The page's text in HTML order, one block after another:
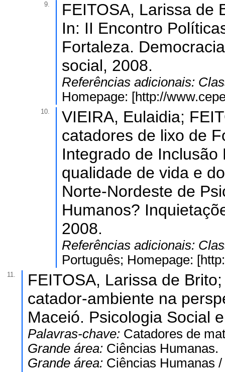
9.
FEITOSA, Larissa de
In: II Encontro
Fortaleza.
social, 2008.
Referências adicionais:
Homepage: [http://
10.
VIEIRA, Eulaidia;
catadores de lixo de
Integrado de
qualidade de vida e
Norte-Nordeste de
Humanos?
2008.
Referências adicionais:
Português; Homepage:
11.
FEITOSA, Larissa de
catador-ambiente na
Maceió. Psicologia Social
Palavras-chave: Catadores de
Grande área: Ciências Humanas.
Grande área: Ciências Humanas /